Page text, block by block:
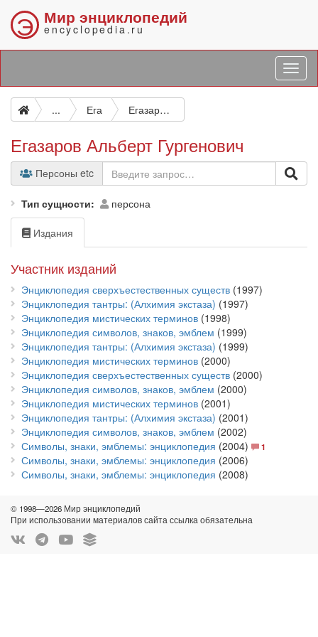
Э Мир энциклопедий
encyclopedia.ru
... Ега Егазаров Альберт Гургенович
Егазаров Альберт Гургенович
Персоны etc
Тип сущности персона
Издания
Участник изданий
Энциклопедия сверхъестественных существ (1997)
Энциклопедия тантры: (Алхимия экстаза) (1997)
Энциклопедия мистических терминов (1998)
Энциклопедия символов, знаков, эмблем (1999)
Энциклопедия тантры: (Алхимия экстаза) (1999)
Энциклопедия мистических терминов (2000)
Энциклопедия сверхъестественных существ (2000)
Энциклопедия символов, знаков, эмблем (2000)
Энциклопедия мистических терминов (2001)
Энциклопедия тантры: (Алхимия экстаза) (2001)
Энциклопедия символов, знаков, эмблем (2002)
Символы, знаки, эмблемы: энциклопедия (2004) 1
Символы, знаки, эмблемы: энциклопедия (2006)
Символы, знаки, эмблемы: энциклопедия (2008)
© 1998—2026 Мир энциклопедий
При использовании материалов сайта ссылка обязательна